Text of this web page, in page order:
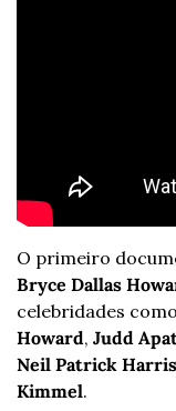
Bryce Dallas
celebridades como
Howard, Judd
Neil Patrick Harris
Kimmel.